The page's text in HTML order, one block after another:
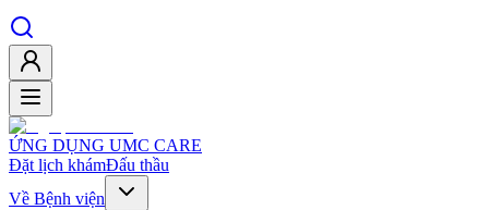
ỨNG DỤNG UMC CARE
Đặt lịch khámĐấu thầu
Về Bệnh viện